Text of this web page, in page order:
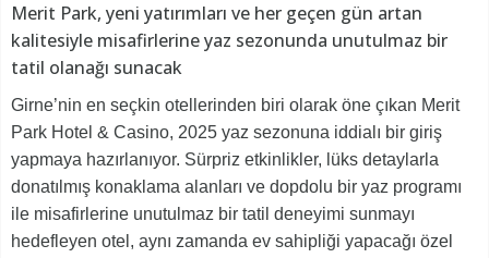
Merit Park, yeni yatırımları ve her geçen gün artan
kalitesiyle misafirlerine yaz sezonunda unutulmaz bir
tatil olanağı sunacak
Girne’nin en seçkin otellerinden biri olarak öne çıkan Merit
Park Hotel & Casino, 2025 yaz sezonuna iddialı bir giriş
yapmaya hazırlanıyor. Sürpriz etkinlikler, lüks detaylarla
donatılmış konaklama alanları ve dopdolu bir yaz programı
ile misafirlerine unutulmaz bir tatil deneyimi sunmayı
hedefleyen otel, aynı zamanda ev sahipliği yapacağı özel